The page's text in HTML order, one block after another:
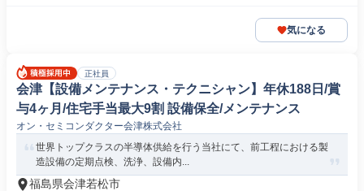
気になる
正社員
会津【設備メンテナンス・テクニシャン】年休188日/賞
与4ヶ月/住宅手当最大9割 設備保全/メンテナンス
オン・セミコンダクター会津株式会社
世界トップクラスの半導体供給を行う当社にて、前工程における製
造設備の定期点検、洗浄、設備内...
福島県会津若松市